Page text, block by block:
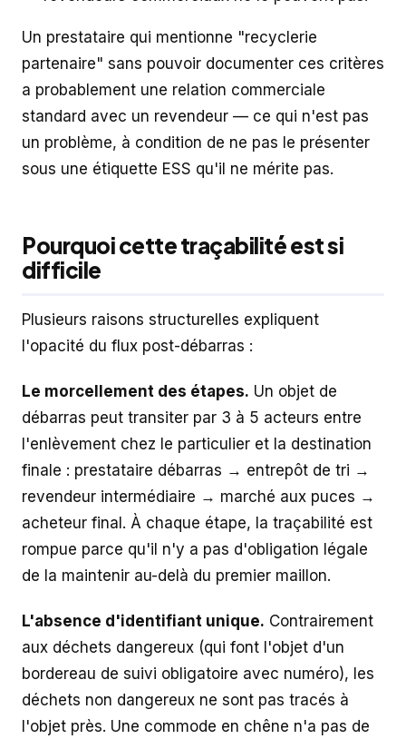
Un prestataire qui mentionne "recyclerie
partenaire" sans pouvoir documenter ces critères
a probablement une relation commerciale
standard avec un revendeur — ce qui n'est pas
un problème, à condition de ne pas le présenter
sous une étiquette ESS qu'il ne mérite pas.
Pourquoi cette traçabilité est si
difficile
Plusieurs raisons structurelles expliquent
l'opacité du flux post-débarras :
Le morcellement des étapes. Un objet de
débarras peut transiter par 3 à 5 acteurs entre
l'enlèvement chez le particulier et la destination
finale : prestataire débarras → entrepôt de tri →
revendeur intermédiaire → marché aux puces →
acheteur final. À chaque étape, la traçabilité est
rompue parce qu'il n'y a pas d'obligation légale
de la maintenir au-delà du premier maillon.
L'absence d'identifiant unique. Contrairement
aux déchets dangereux (qui font l'objet d'un
bordereau de suivi obligatoire avec numéro), les
déchets non dangereux ne sont pas tracés à
l'objet près. Une commode en chêne n'a pas de